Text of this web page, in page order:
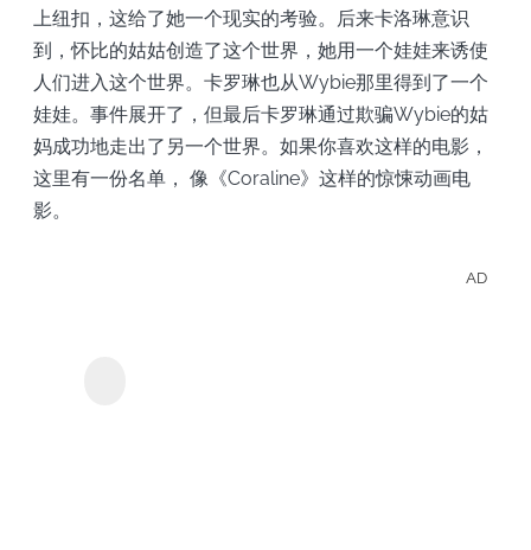
上纽扣，这给了她一个现实的考验。后来卡洛琳意识
到，怀比的姑姑创造了这个世界，她用一个娃娃来诱使
人们进入这个世界。卡罗琳也从Wybie那里得到了一个
娃娃。事件展开了，但最后卡罗琳通过欺骗Wybie的姑
妈成功地走出了另一个世界。如果你喜欢这样的电影，
这里有一份名单， 像《Coraline》这样的惊悚动画电
影。
AD